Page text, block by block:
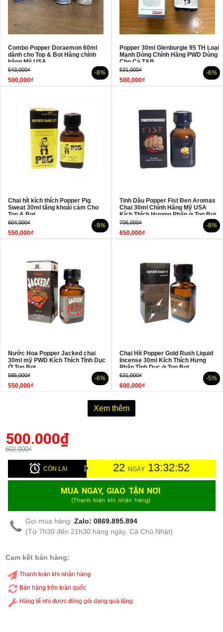
Combo Popper Doraemon 60ml
dành cho Top & Bot Hàng chính
hãng Mỹ USA
543,000₫
500,000₫
-8%
Popper 30ml Glenburgie 95 TH Loại
Mạnh Dòng Chính Hãng PWD Dùng
Cho Cả T&B
531,000₫
500,000₫
-6%
Chai hít kích thích Popper Pig
Sweat 30ml tăng khoái cảm Cho
Top & Bot
604,000₫
550,000₫
-9%
Tinh Dầu Popper Fist Đen Aromas
Chai 30ml Chính Hãng Mỹ USA
Kích Thích Hương Phấn ở Top Bot
706,000₫
650,000₫
-8%
Nước Hoa Popper Jacked chai
30ml mỹ PWD Kích Thích TÌnh Dục
Ở Top Bot
585,000₫
550,000₫
-6%
Chai Hít Popper Gold Rush Liquid
Incense 30ml Kích Thích Hưng
Phấn Tình Dục ở Top Bot
631,000₫
600,000₫
-5%
Xem thêm
500.000₫
602.000₫
CÒN LẠI 22 NGÀY13:32:51
MUA NGAY, GIAO TẬN NƠI
(Thanh toán khi nhận hàng)
Gọi mua hàng: Zalo: 0869.895.894
(Từ 7h30 đến 21h30 hàng ngày, Cả Chủ Nhật)
Cam kết bán hàng:
Thanh toán khi nhận hàng
Bán hàng trên toàn quốc
Hàng tế nhị được đóng gói dạng quà tặng